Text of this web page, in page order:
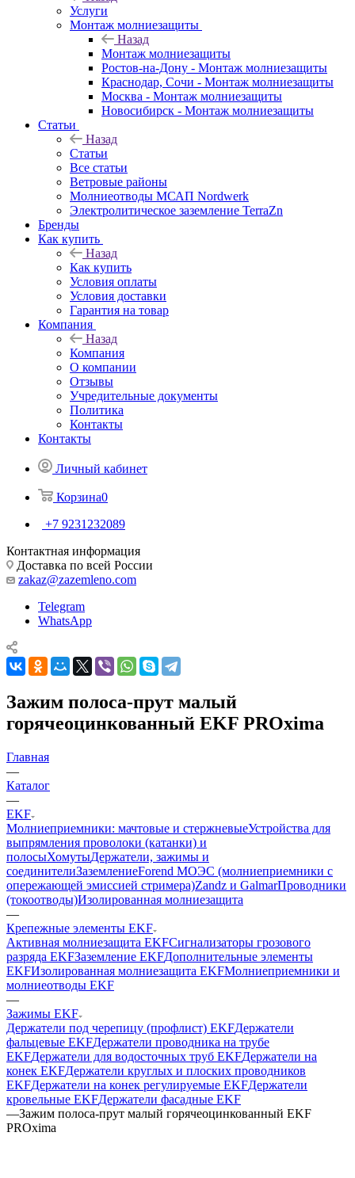
Услуги
Монтаж молниезащиты
Назад
Монтаж молниезащиты
Ростов-на-Дону - Монтаж молниезащиты
Краснодар, Сочи - Монтаж молниезащиты
Москва - Монтаж молниезащиты
Новосибирск - Монтаж молниезащиты
Статьи
Назад
Статьи
Все статьи
Ветровые районы
Молниеотводы МСАП Nordwerk
Электролитическое заземление TerraZn
Бренды
Как купить
Назад
Как купить
Условия оплаты
Условия доставки
Гарантия на товар
Компания
Назад
Компания
О компании
Отзывы
Учредительные документы
Политика
Контакты
Контакты
Личный кабинет
Корзина0
+7 9231232089
Контактная информация
Доставка по всей России
zakaz@zazemleno.com
Telegram
WhatsApp
Зажим полоса-прут малый
горячеоцинкованный EKF PROxima
Главная
—
Каталог
—
EKF
Молниеприемники: мачтовые и стержневыеУстройства для
выпрямления проволоки (катанки) и
полосыХомутыДержатели, зажимы и
соединителиЗаземлениеForend МОЭС (молниеприемники с
опережающей эмиссией стримера)Zandz и GalmarПроводники
(токоотводы)Изолированная молниезащита
—
Крепежные элементы EKF
Активная молниезащита EKFСигнализаторы грозового
разряда EKFЗаземление EKFДополнительные элементы
EKFИзолированная молниезащита EKFМолниеприемники и
молниеотводы EKF
—
Зажимы EKF
Держатели под черепицу (профлист) EKFДержатели
фальцевые EKFДержатели проводника на трубе
EKFДержатели для водосточных труб EKFДержатели на
конек EKFДержатели круглых и плоских проводников
EKFДержатели на конек регулируемые EKFДержатели
кровельные EKFДержатели фасадные EKF
—Зажим полоса-прут малый горячеоцинкованный EKF
PROxima